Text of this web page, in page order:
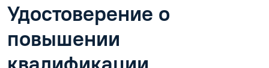
Удостоверение о
повышении